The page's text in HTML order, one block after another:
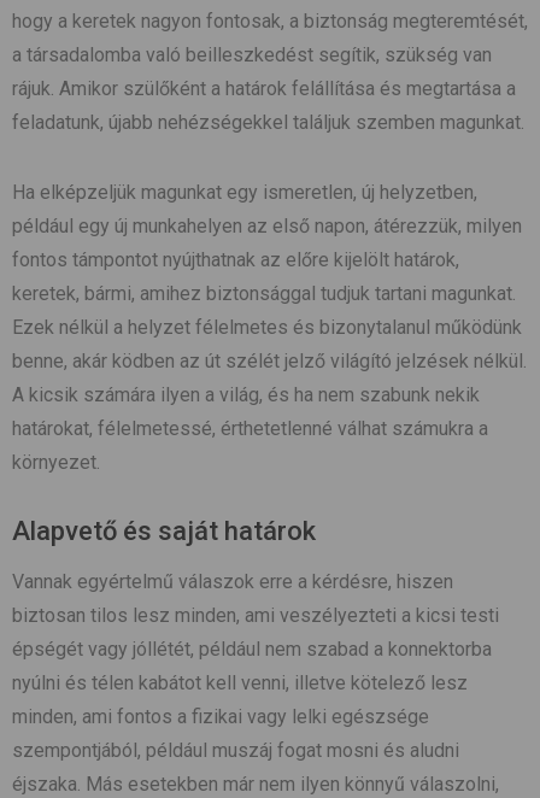
hogy a keretek nagyon fontosak, a biztonság megteremtését,
a társadalomba való beilleszkedést segítik, szükség van
rájuk. Amikor szülőként a határok felállítása és megtartása a
feladatunk, újabb nehézségekkel találjuk szemben magunkat.
Ha elképzeljük magunkat egy ismeretlen, új helyzetben,
például egy új munkahelyen az első napon, átérezzük, milyen
fontos támpontot nyújthatnak az előre kijelölt határok,
keretek, bármi, amihez biztonsággal tudjuk tartani magunkat.
Ezek nélkül a helyzet félelmetes és bizonytalanul működünk
benne, akár ködben az út szélét jelző világító jelzések nélkül.
A kicsik számára ilyen a világ, és ha nem szabunk nekik
határokat, félelmetessé, érthetetlenné válhat számukra a
környezet.
Alapvető és saját határok
Vannak egyértelmű válaszok erre a kérdésre, hiszen
biztosan tilos lesz minden, ami veszélyezteti a kicsi testi
épségét vagy jóllétét, például nem szabad a konnektorba
nyúlni és télen kabátot kell venni, illetve kötelező lesz
minden, ami fontos a fizikai vagy lelki egészsége
szempontjából, például muszáj fogat mosni és aludni
éjszaka. Más esetekben már nem ilyen könnyű válaszolni,